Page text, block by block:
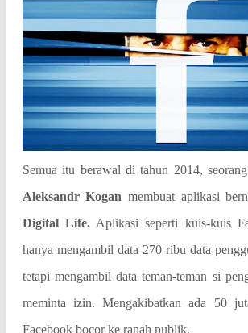
Semua itu berawal di tahun 2014,
Aleksandr Kogan membuat aplikasi
Digital Life.Aplikasi seperti kuis-kuis
hanya mengambil data 270 ribu data
tetapi mengambil data teman-teman si
meminta izin. Mengakibatkan ada 50
Facebook bocor ke ranah publik.